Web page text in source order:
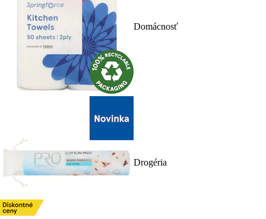
Domácnosť
Drogéria